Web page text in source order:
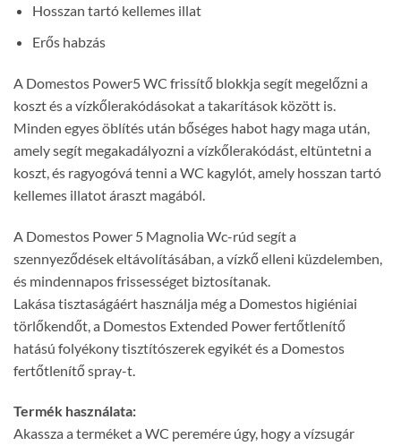
Hosszan tartó kellemes illat
Erős habzás
A Domestos Power5 WC frissítő blokkja segít megelőzni a
koszt és a vízkőlerakódásokat a takarítások között is.
Minden egyes öblítés után bőséges habot hagy maga után,
amely segít megakadályozni a vízkőlerakódást, eltüntetni a
koszt, és ragyogóvá tenni a WC kagylót, amely hosszan tartó
kellemes illatot áraszt magából.
A Domestos Power 5 Magnolia Wc-rúd segít a
szennyeződések eltávolításában, a vízkő elleni küzdelemben,
és mindennapos frissességet biztosítanak.
Lakása tisztaságáért használja még a Domestos higiéniai
törlőkendőt, a Domestos Extended Power fertőtlenítő
hatású folyékony tisztítószerek egyikét és a Domestos
fertőtlenítő spray-t.
Termék használata:
Akassza a terméket a WC peremére úgy, hogy a vízsugár